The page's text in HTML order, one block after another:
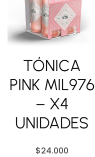
TÓNICA
PINK MIL976
– X4
UNIDADES
$24.000